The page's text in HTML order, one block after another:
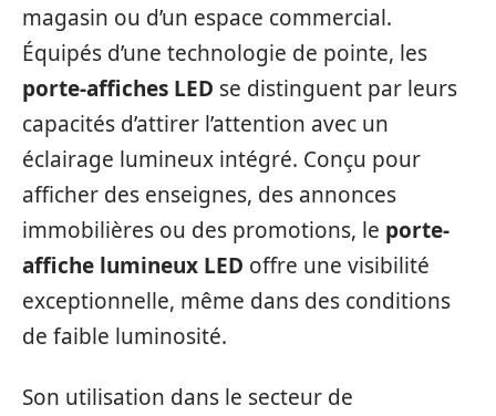
magasin ou d’un espace commercial.
Équipés d’une technologie de pointe, les
porte-affiches LED se distinguent par leurs
capacités d’attirer l’attention avec un
éclairage lumineux intégré. Conçu pour
afficher des enseignes, des annonces
immobilières ou des promotions, le porte-
affiche lumineux LED offre une visibilité
exceptionnelle, même dans des conditions
de faible luminosité.
Son utilisation dans le secteur de